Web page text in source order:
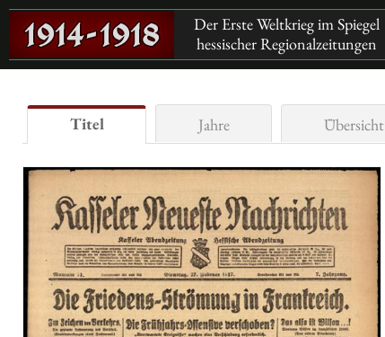
Der Erste Weltkrieg im Spiegel
hessischer Regionalzeitungen
Titel Jahre Übersicht